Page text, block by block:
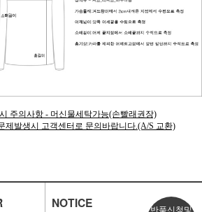
주의사항 - 머신물세탁가능(손빨래권장)
제발생시 고객센터로 문의바랍니다.(A/S 교환)
NOTICE 반품신청및